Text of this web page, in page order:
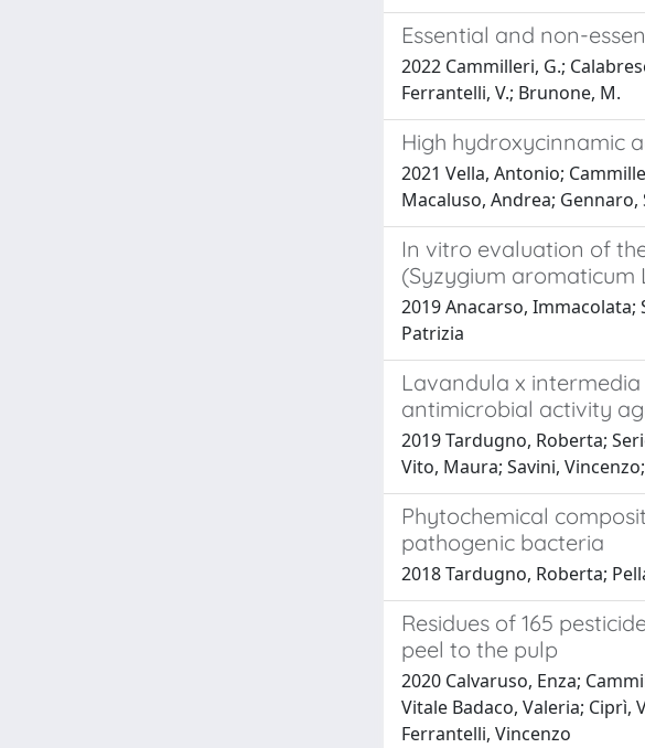
Essential and non-
2022 Cammilleri, G.;
Ferrantelli, V.; Brunone, M.
High hydroxycinnamic
2021 Vella, Antonio;
Macaluso, Andrea; Gennaro,
In vitro evaluation of
(Syzygium aromaticum
2019 Anacarso, Immacolata;
Patrizia
Lavandula x
antimicrobial activity
2019 Tardugno, Roberta;
Vito, Maura; Savini,
Phytochemical
pathogenic bacteria
2018 Tardugno, Roberta;
Residues of 165
peel to the pulp
2020 Calvaruso, Enza;
Vitale Badaco, Valeria; Ciprì,
Ferrantelli, Vincenzo